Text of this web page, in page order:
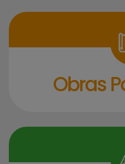
Obras